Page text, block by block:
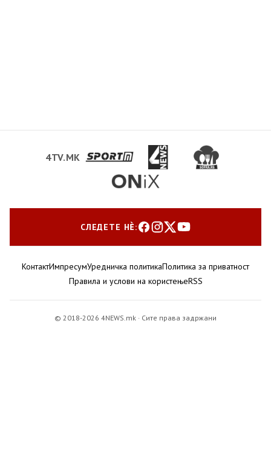
4TV.MK
СЛЕДЕТЕ НЀ:
КонтактИмпресумУредничка политикаПолитика за приватност
Правила и услови на користењеRSS
© 2018-2026 4NEWS.mk · Сите права задржани